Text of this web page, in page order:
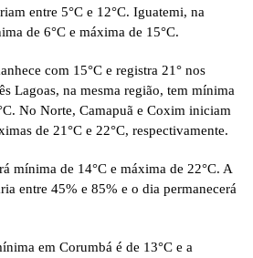
entre 5°C e 12°C. Iguatemi, na
de 6°C e máxima de 15°C.
com 15°C e registra 21° nos
Lagoas, na mesma região, tem mínima
No Norte, Camapuã e Coxim iniciam
de 21°C e 22°C, respectivamente.
mínima de 14°C e máxima de 22°C. A
entre 45% e 85% e o dia permanecerá
em Corumbá é de 13°C e a